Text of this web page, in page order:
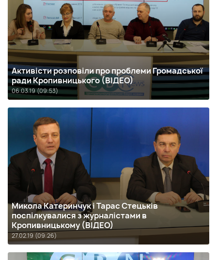
Активісти розповіли про проблеми Громадської
ради Кропивницького (ВІДЕО)
06.03.19 (09:53)
Микола Катеринчук і Тарас Стецьків
поспілкувалися з журналістами в
Кропивницькому (ВІДЕО)
27.02.19 (09:26)